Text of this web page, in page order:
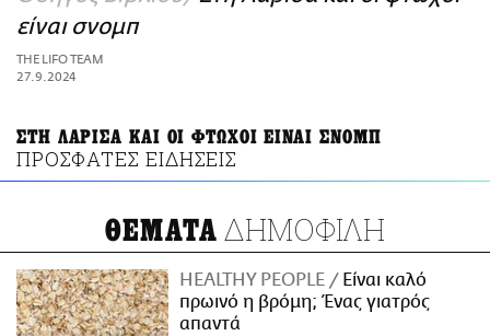
ΑΜΠΑ
PRINT
είναι σνομπ
THE LIFO TEAM
27.9.2024
ΣΤΗ ΛΑΡΙΣΑ ΚΑΙ ΟΙ ΦΤΩΧΟΙ ΕΙΝΑΙ ΣΝΟΜΠ
ΠΡΟΣΦΑΤΕΣ ΕΙΔΗΣΕΙΣ
ΘΕΜΑΤΑ ΔΗΜΟΦΙΛΗ
HEALTHY PEOPLE
Είναι καλό
πρωινό η βρόμη; Ένας γιατρός
απαντά